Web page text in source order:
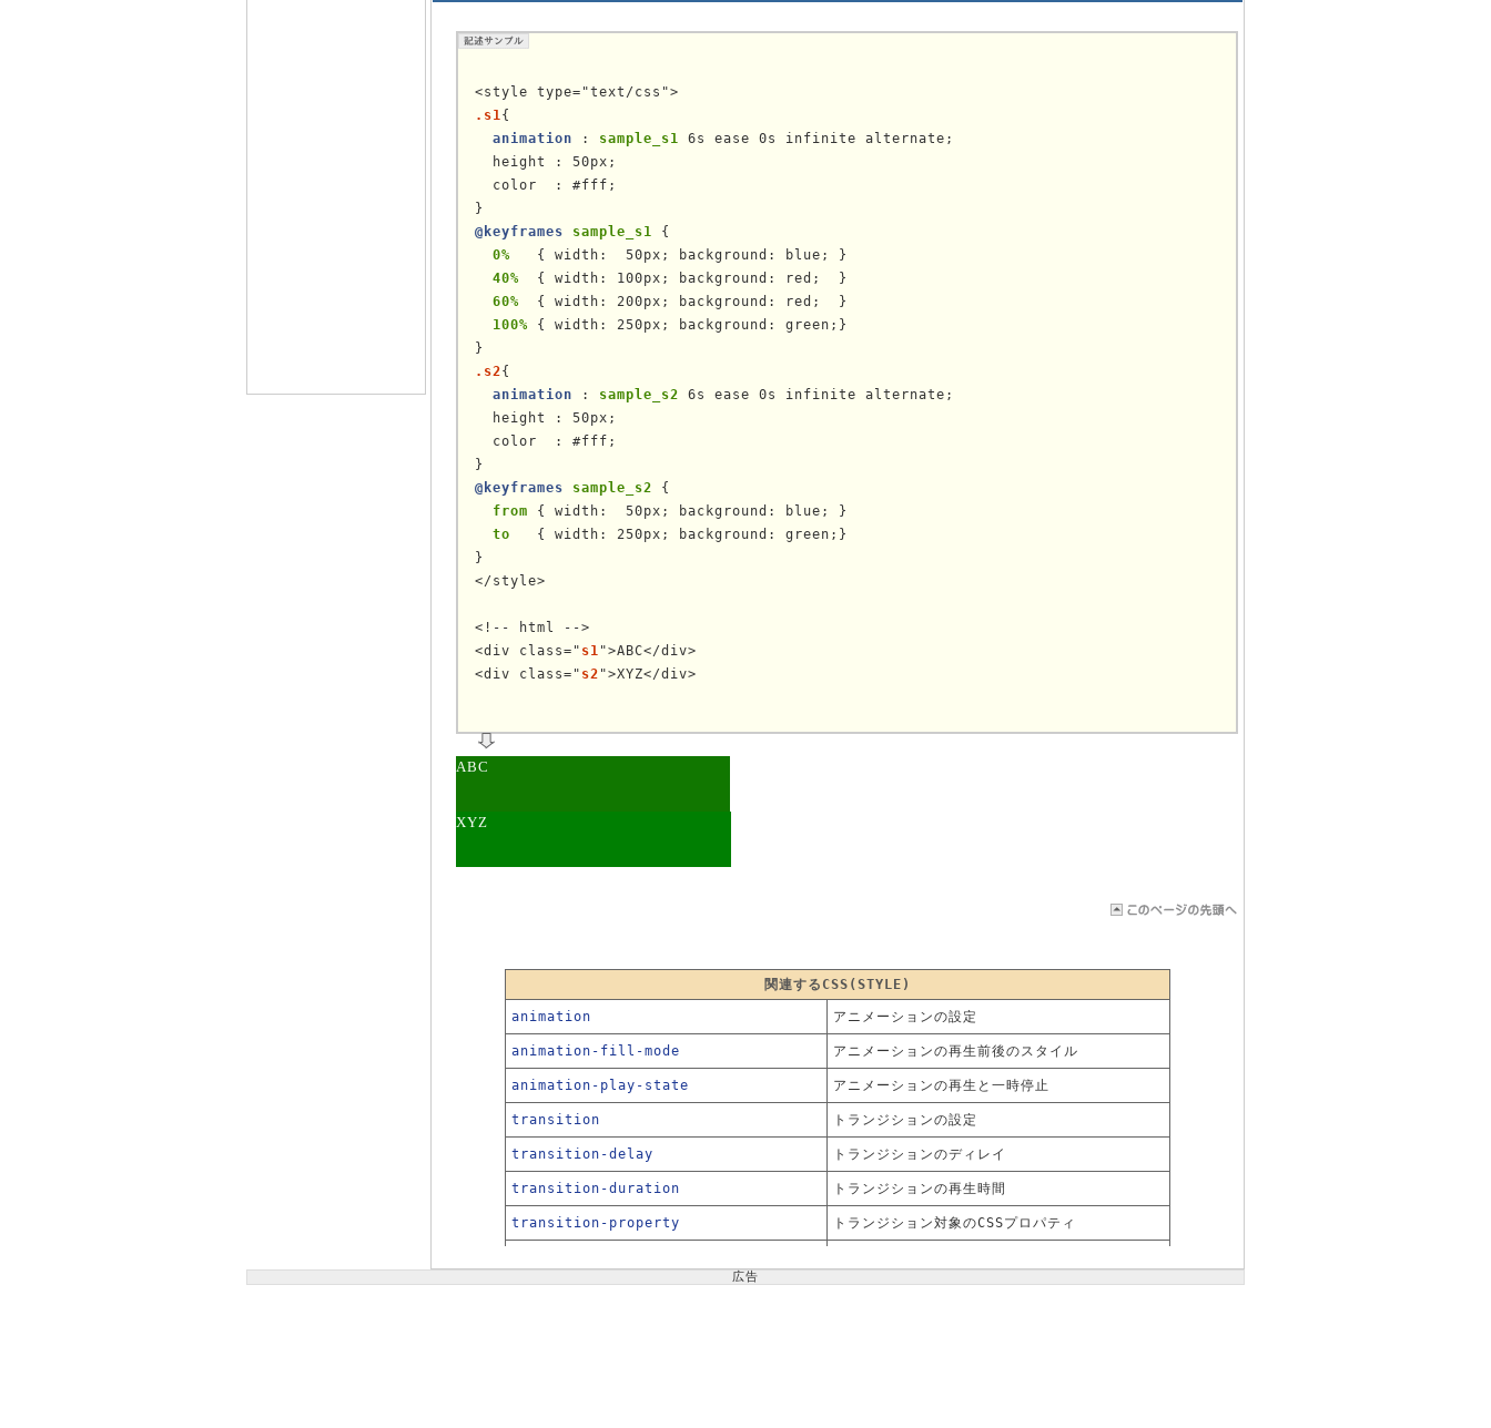
.s1{
animation : sample_s1 6s ease 0s infinite alternate;
  height : 50px;
  color  : #fff;
@keyframes
sample_s1 {
0%
{ width:  50px; background: blue; }
40%
{ width: 100px; background: red;  }
60%
{ width: 200px; background: red;  }
100% { width: 250px; background: green;}
.s2{
animation : sample_s2 6s ease 0s infinite alternate;
  height : 50px;
  color  : #fff;
@keyframes
sample_s2 {
from { width:  50px; background: blue; }
to
{ width: 250px; background: green;}
}
</style>
<!-- html -->
<div class=" s1 ">ABC</div>
<div class=" s2
ABC
XYZ
関連するCSS(STYLE)
animation アニメーションの設定
animation-fill-mode アニメーションの再生前後のスタイル
animation-play-state アニメーションの再生と一時停止
transition トランジションの設定
transition-delay トランジションのディレイ
transition-duration トランジションの再生時間
transition-property トランジション対象のCSSプロパティ
広告